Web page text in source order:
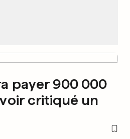
payer 900 000
critiqué un